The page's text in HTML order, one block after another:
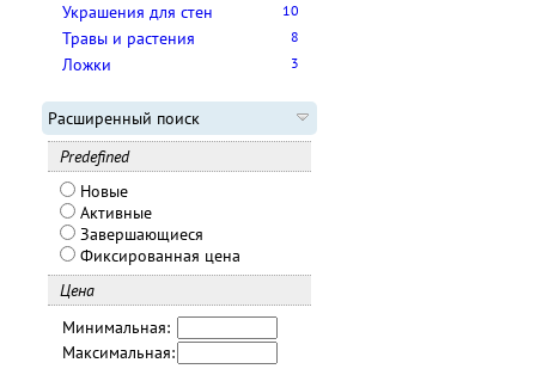
Украшения для стен 10
Травы и растения 8
Ложки 3
Расширенный поиск
Predefined
Новые
Активные
Завершающиеся
Фиксированная цена
Цена
Минимальная:
Максимальная: